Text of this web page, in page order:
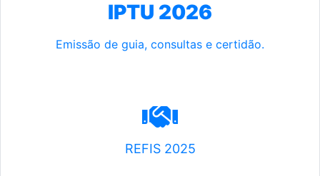
IPTU 2026
Emissão de guia, consultas e certidão.
REFIS 2025